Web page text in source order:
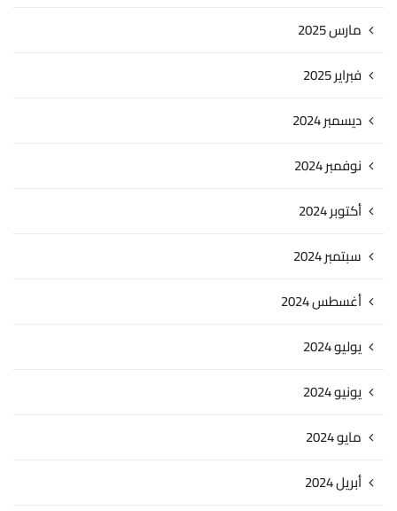
مارس 2025
فبراير 2025
ديسمبر 2024
نوفمبر 2024
أكتوبر 2024
سبتمبر 2024
أغسطس 2024
يوليو 2024
يونيو 2024
مايو 2024
أبريل 2024